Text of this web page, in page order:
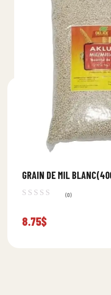
GRAIN DE MIL
(0)
8.75$